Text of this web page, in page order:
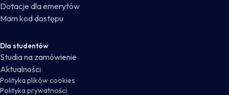
Dotacje dla emerytów
Mam kod dostępu
Dla studentów
Studia na zamówienie
Aktualności
Polityka plików cookies
Polityka prywatności